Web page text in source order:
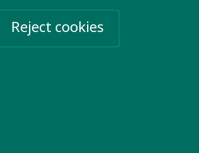
Reject cookies